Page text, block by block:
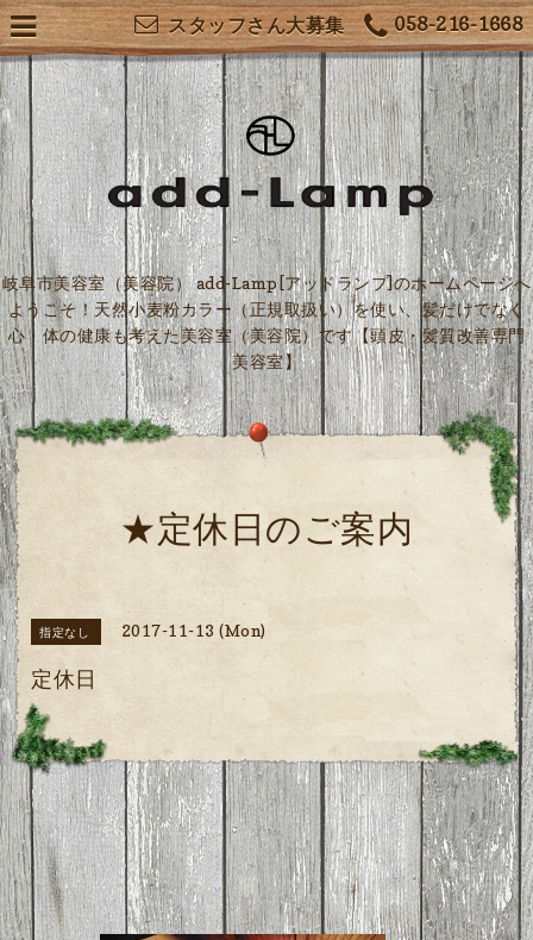
058-216-1668
スタッフさん大募集
岐阜市美容室（美容院） add-Lamp[アッドランプ]のホームページへ
ようこそ！天然小麦粉カラー（正規取扱い）を使い、髪だけでなく
心・体の健康も考えた美容室（美容院）です【頭皮・髪質改善専門
美容室】
★定休日のご案内
指定なし 2017-11-13 (Mon)
定休日